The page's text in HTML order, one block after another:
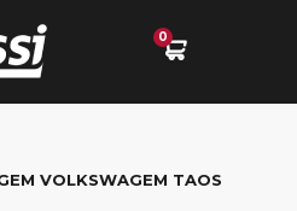
0
VOLKSWAGEM TAOS